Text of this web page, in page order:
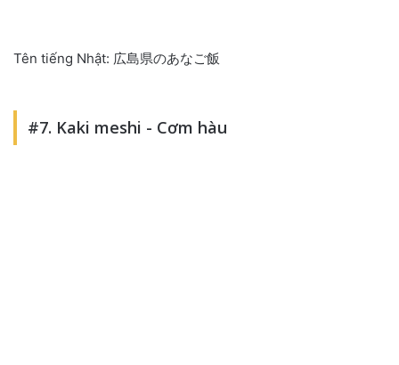
Tên tiếng Nhật: 広島県のあなご飯
#7. Kaki meshi - Cơm hàu